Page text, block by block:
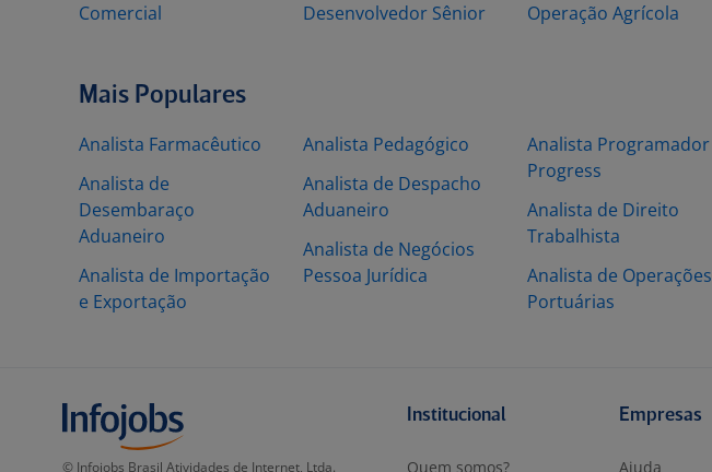
Comercial
Desenvolvedor Sênior
Operação Agrícola
Mais Populares
Analista Farmacêutico
Analista de
Desembaraço
Aduaneiro
Analista de Importação
e Exportação
Analista Pedagógico
Analista de Despacho
Aduaneiro
Analista de Negócios
Pessoa Jurídica
Analista Programador
Progress
Analista de Direito
Trabalhista
Analista de Operações
Portuárias
© Infojobs Brasil Atividades de Internet, Ltda.
Institucional
Quem somos?
Empresas
Ajuda